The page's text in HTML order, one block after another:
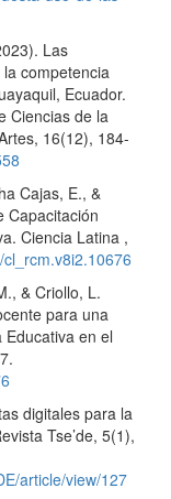
Las
competencia
Ecuador.
Ciencias de la
16(12), 184-
Cajas, E., &
Capacitación
Ciencia Latina ,
& Criollo, L.
para una
en el
digitales para la
Tse’de, 5(1),
article/view/127